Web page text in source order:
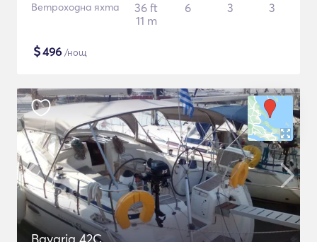
Ветроходна яхта
36 ft
11 m
6 3 3
$496 /нощ